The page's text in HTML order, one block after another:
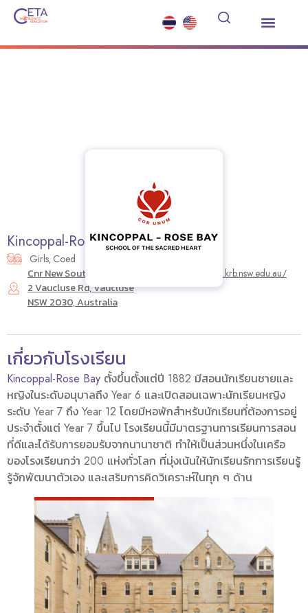
Kincoppal-Rose Bay School
Girls, Coed
Cnr New South Head Road &,
2 Vaucluse Rd, Vaucluse
NSW 2030, Australia
https://www.krb.nsw.edu.au/
เกี่ยวกับโรงเรียน
Kincoppal-Rose Bay ตั้งขึ้นตั้งแต่ปี 1882 มีสอนนักเรียนชายและ
หญิงในระดับอนุบาลถึง Year 6 และเปิดสอนเฉพาะนักเรียนหญิง
ระดับ Year 7 ถึง Year 12 โดยมีหอพักสำหรับนักเรียนที่ต้องการอยู่
ประจำตั้งแต่ Year 7 ขึ้นไป โรงเรียนนี้มีมาตรฐานการเรียนการสอน
ที่ดีและได้รับการยอมรับจากนานาชาติ ทำให้เป็นส่วนหนึ่งในเครือ
ของโรงเรียนกว่า 200 แห่งทั่วโลก ที่มุ่งเน้นให้นักเรียนรักการเรียนรู้
รู้จักพัฒนาตัวเอง และเสริมการคิดวิเคราะห์ในทุก ๆ ด้าน